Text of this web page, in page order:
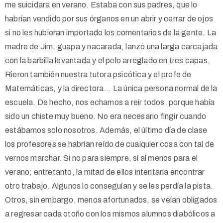
me suicidara en verano. Estaba con sus padres, que lo
habrían vendido por sus órganos en un abrir y cerrar de ojos
si no les hubieran importado los comentarios de la gente. La
madre de Jim, guapa y nacarada, lanzó una larga carcajada
con la barbilla levantada y el pelo arreglado en tres capas.
Rieron también nuestra tutora psicótica y el profe de
Matemáticas, y la directora… La única persona normal de la
escuela. De hecho, nos echamos a reír todos, porque había
sido un chiste muy bueno. No era necesario fingir cuando
estábamos solo nosotros. Además, el último día de clase
los profesores se habrían reído de cualquier cosa con tal de
vernos marchar. Si no para siempre, sí al menos para el
verano; entretanto, la mitad de ellos intentaría encontrar
otro trabajo. Algunos lo conseguían y se les perdía la pista.
Otros, sin embargo, menos afortunados, se veían obligados
a regresar cada otoño con los mismos alumnos diabólicos a